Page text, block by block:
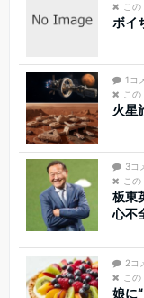
こ
ボイ
1コ
こ
火星
3コ
こ
板東
心不
2コ
こ
娘に